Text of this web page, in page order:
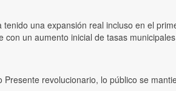
una expansión real incluso en el
un aumento inicial de tasas
revolucionario, lo público se